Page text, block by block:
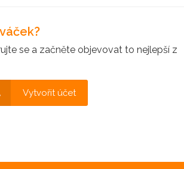
se a začněte objevovat to nejlepší z
Vytvořit účet